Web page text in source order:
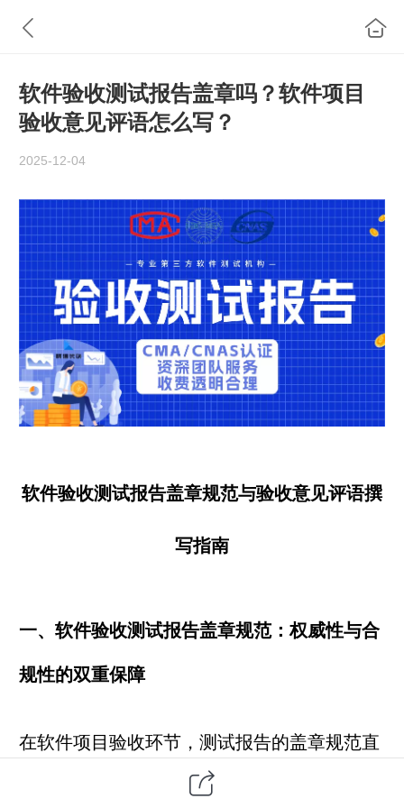
软件验收测试报告盖章吗？软件项目
验收意见评语怎么写？
2025-12-04
软件验收测试报告盖章规范与验收意见评语撰
写指南
一、软件验收测试报告盖章规范：权威性与合
规性的双重保障
在软件项目 验收环节，测试报告的盖章规范直
接关系到报告的法律效力和社会认可度。根据